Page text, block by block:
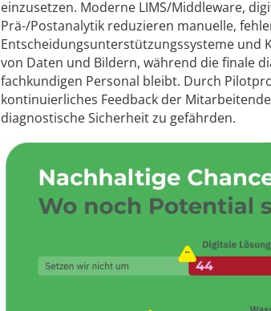
einzusetzen. Moderne LIMS/Middleware,
Prä-/Postanalytik reduzieren manuelle,
Entscheidungsunterstützungssysteme und
von Daten und Bildern, während die finale
fachkundigen Personal bleibt. Durch
kontinuierliches Feedback der
diagnostische Sicherheit zu gefährden.